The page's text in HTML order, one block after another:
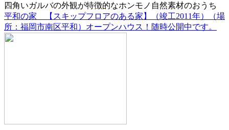
四角いガルバの外観が特徴的なホンモノ自然素材のおうち
平和の家 【スキップフロアのある家】（竣工2011年）（場
所：福岡市南区平和）オープンハウス！随時公開中です。